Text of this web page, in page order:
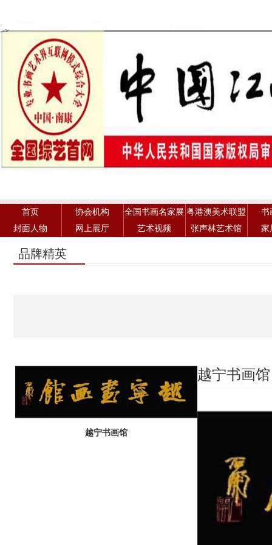
-->
首页 协会机构 全国书画名家展 粤港澳美术联盟
书
封面人物
网上展厅 艺术视频 张声林艺术馆 家
品牌精英
越宁书画馆
越宁书画馆